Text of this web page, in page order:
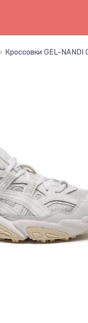
Кроссовки GEL-NANDI